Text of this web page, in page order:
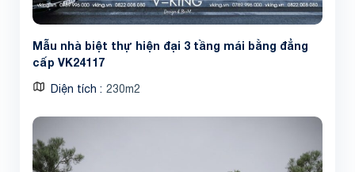
Mẫu nhà biệt thự hiện đại 3 tầng mái bằng đẳng
cấp VK24117
Diện tích 230m2